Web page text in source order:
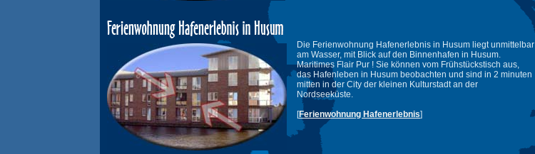
Die Ferienwohnung Hafenerlebnis in Husum liegt unmittelbar
am Wasser, mit Blick auf den Binnenhafen in Husum.
Maritimes Flair Pur ! Sie können vom Frühstückstisch aus,
das Hafenleben in Husum beobachten und sind in 2 minuten
mitten in der City der kleinen Kulturstadt an der
Nordseeküste.
[Ferienwohnung Hafenerlebnis]